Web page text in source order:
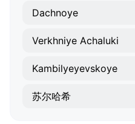
Dachnoye
Verkhniye Achaluki
Kambilyeyevskoye
苏尔哈希